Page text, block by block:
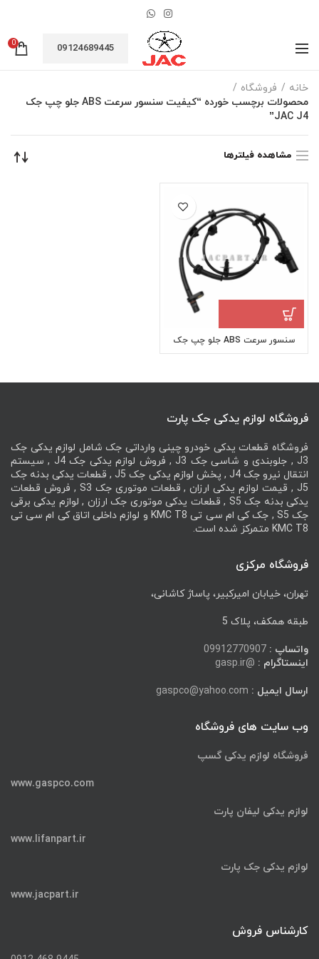
09124689445
0
خانه
فروشگاه
محصولات برچسب خورده “کیفیت سنسور سرعت ABS جلو چپ جک
JAC J4”
مشاهده فیلترها
سنسور سرعت ABS جلو چپ جک
JAC J4
فروشگاه لوازم یدکی جک پارت
فروشگاه قطعات یدکی خودرو چینی وارداتی جک شامل لوازم یدکی جک
J3 , جلوبندی و شاسی جک J3 , فروش لوازم یدکی جک J4 , سیستم
انتقال نیرو جک J4 , پخش لوازم یدکی جک J5 , قطعات یدکی بدنه جک
J5 , قیمت لوازم یدکی ارزان , قطعات موتوری جک S3 , فروش قطعات
یدکی بدنه جک S5 , قطعات یدکی موتوری جک ارزان , لوازم یدکی برقی
جک S5 , جک کی ام سی تی KMC T8 و لوازم داخلی اتاق کی ام سی تی
KMC T8 متمرکز شده است.
فروشگاه مرکزی
تهران، خیابان امیرکبیر، پاساژ کاشانی،
طبقه همکف، پلاک 5
واتساپ : 09912770907
اینستاگرام : @gasp.ir
ارسال ایمیل : gaspco@yahoo.com
وب سایت های فروشگاه
فروشگاه لوازم یدکی گسپ
www.gaspco.com
لوازم یدکی لیفان پارت
www.lifanpart.ir
لوازم یدکی جک پارت
www.jacpart.ir
کارشناس فروش